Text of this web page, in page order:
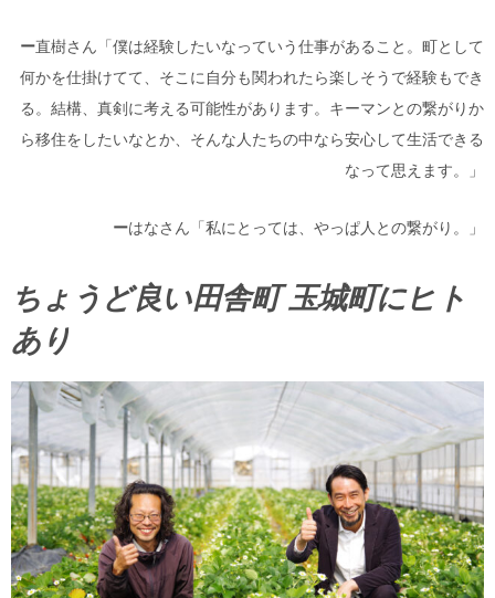
ー直樹さん「僕は経験したいなっていう仕事があること。町として
何かを仕掛けてて、そこに自分も関われたら楽しそうで経験もでき
る。結構、真剣に考える可能性があります。キーマンとの繋がりか
ら移住をしたいなとか、そんな人たちの中なら安心して生活できる
なって思えます。」
ーはなさん「私にとっては、やっぱ人との繋がり。」
ちょうど良い田舎町 玉城町にヒト
あり